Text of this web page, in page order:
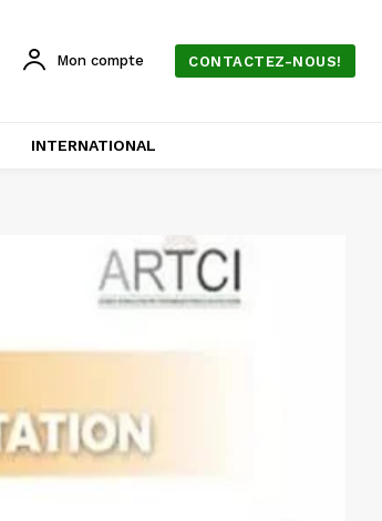
Mon compte CONTACTEZ-NOUS!
INTERNATIONAL